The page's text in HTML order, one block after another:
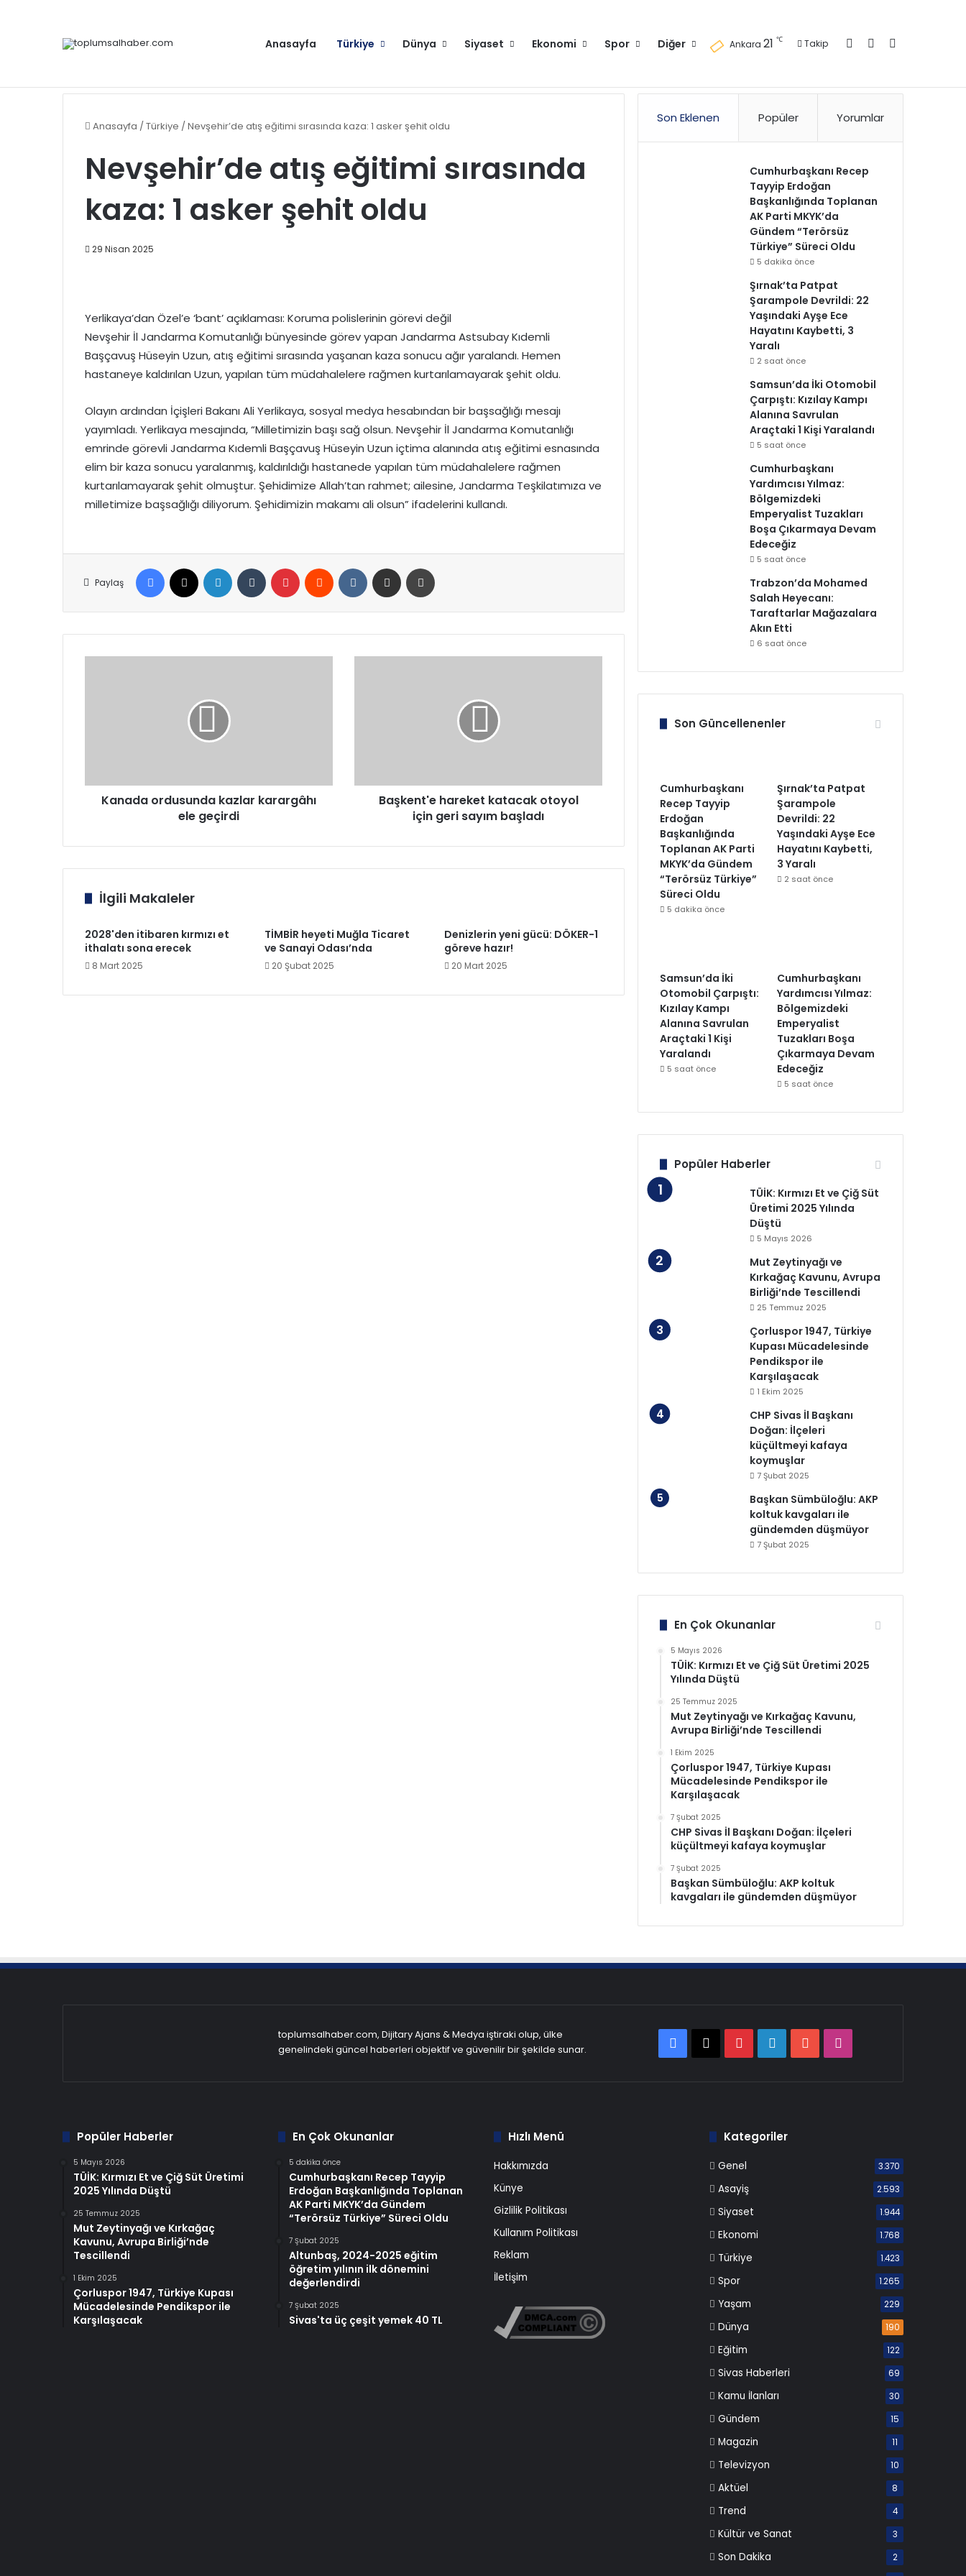
Anasayfa Türkiye Dünya Siyaset Ekonomi Spor Diğer Ankara 21 ℃ Takip Kayıt OlKenar Bölmesi
Anasayfa /Türkiye /Nevşehir’de atış eğitimi sırasında kaza: 1 asker şehit oldu
Nevşehir’de atış eğitimi sırasında
kaza: 1 asker şehit oldu
29 Nisan 2025
Yerlikaya’dan Özel’e ‘bant’ açıklaması: Koruma polislerinin görevi değil
Nevşehir İl Jandarma Komutanlığı bünyesinde görev yapan Jandarma Astsubay Kıdemli
Başçavuş Hüseyin Uzun, atış eğitimi sırasında yaşanan kaza sonucu ağır yaralandı. Hemen
hastaneye kaldırılan Uzun, yapılan tüm müdahalelere rağmen kurtarılamayarak şehit oldu.
Olayın ardından İçişleri Bakanı Ali Yerlikaya, sosyal medya hesabından bir başsağlığı mesajı
yayımladı. Yerlikaya mesajında, “Milletimizin başı sağ olsun. Nevşehir İl Jandarma Komutanlığı
emrinde görevli Jandarma Kıdemli Başçavuş Hüseyin Uzun içtima alanında atış eğitimi esnasında
elim bir kaza sonucu yaralanmış, kaldırıldığı hastanede yapılan tüm müdahalelere rağmen
kurtarılamayarak şehit olmuştur. Şehidimize Allah’tan rahmet; ailesine, Jandarma Teşkilatımıza ve
milletimize başsağlığı diliyorum. Şehidimizin makamı ali olsun” ifadelerini kullandı.
Paylaş
Facebook LinkedIn Tumblr Pinterest Reddit VKontakteE-Posta ile paylaş
Kanada ordusunda kazlar karargâhı
ele geçirdi
Başkent'e hareket katacak otoyol
için geri sayım başladı
İlgili Makaleler
2028'den itibaren kırmızı et
ithalatı sona erecek
8 Mart 2025
TİMBİR heyeti Muğla Ticaret
ve Sanayi Odası’nda
20 Şubat 2025
Denizlerin yeni gücü: DÖKER-1
göreve hazır!
20 Mart 2025
Son Eklenen Popüler Yorumlar
Cumhurbaşkanı Recep
Tayyip Erdoğan
Başkanlığında Toplanan
AK Parti MKYK’da
Gündem “Terörsüz
Türkiye” Süreci Oldu
5 dakika önce
Şırnak’ta Patpat
Şarampole Devrildi: 22
Yaşındaki Ayşe Ece
Hayatını Kaybetti, 3
Yaralı
2 saat önce
Samsun’da İki Otomobil
Çarpıştı: Kızılay Kampı
Alanına Savrulan
Araçtaki 1 Kişi Yaralandı
5 saat önce
Cumhurbaşkanı
Yardımcısı Yılmaz:
Bölgemizdeki
Emperyalist Tuzakları
Boşa Çıkarmaya Devam
Edeceğiz
5 saat önce
Trabzon’da Mohamed
Salah Heyecanı:
Taraftarlar Mağazalara
Akın Etti
6 saat önce
Son Güncellenenler
Cumhurbaşkanı
Recep Tayyip
Erdoğan
Başkanlığında
Toplanan AK Parti
MKYK’da Gündem
“Terörsüz Türkiye”
Süreci Oldu
5 dakika önce
Şırnak’ta Patpat
Şarampole
Devrildi: 22
Yaşındaki Ayşe Ece
Hayatını Kaybetti,
3 Yaralı
2 saat önce
Samsun’da İki
Otomobil Çarpıştı:
Kızılay Kampı
Alanına Savrulan
Araçtaki 1 Kişi
Yaralandı
5 saat önce
Cumhurbaşkanı
Yardımcısı Yılmaz:
Bölgemizdeki
Emperyalist
Tuzakları Boşa
Çıkarmaya Devam
Edeceğiz
5 saat önce
Popüler Haberler
TÜİK: Kırmızı Et ve Çiğ Süt
Üretimi 2025 Yılında
Düştü
5 Mayıs 2026
Mut Zeytinyağı ve
Kırkağaç Kavunu, Avrupa
Birliği’nde Tescillendi
25 Temmuz 2025
Çorluspor 1947, Türkiye
Kupası Mücadelesinde
Pendikspor ile
Karşılaşacak
1 Ekim 2025
CHP Sivas İl Başkanı
Doğan: İlçeleri
küçültmeyi kafaya
koymuşlar
7 Şubat 2025
Başkan Sümbüloğlu: AKP
koltuk kavgaları ile
gündemden düşmüyor
7 Şubat 2025
En Çok Okunanlar
5 Mayıs 2026
TÜİK: Kırmızı Et ve Çiğ Süt Üretimi 2025
Yılında Düştü
25 Temmuz 2025
Mut Zeytinyağı ve Kırkağaç Kavunu,
Avrupa Birliği’nde Tescillendi
1 Ekim 2025
Çorluspor 1947, Türkiye Kupası
Mücadelesinde Pendikspor ile
Karşılaşacak
7 Şubat 2025
CHP Sivas İl Başkanı Doğan: İlçeleri
küçültmeyi kafaya koymuşlar
7 Şubat 2025
Başkan Sümbüloğlu: AKP koltuk
kavgaları ile gündemden düşmüyor
toplumsalhaber.com, Dijitary Ajans & Medya iştiraki olup, ülke
genelindeki güncel haberleri objektif ve güvenilir bir şekilde sunar.
Facebook
X PinterestLinkedInYouTube
Popüler Haberler
5 Mayıs 2026
TÜİK: Kırmızı Et ve Çiğ Süt Üretimi
2025 Yılında Düştü
25 Temmuz 2025
Mut Zeytinyağı ve Kırkağaç
Kavunu, Avrupa Birliği’nde
Tescillendi
1 Ekim 2025
Çorluspor 1947, Türkiye Kupası
Mücadelesinde Pendikspor ile
Karşılaşacak
En Çok Okunanlar
5 dakika önce
Cumhurbaşkanı Recep Tayyip
Erdoğan Başkanlığında Toplanan
AK Parti MKYK’da Gündem
“Terörsüz Türkiye” Süreci Oldu
7 Şubat 2025
Altunbaş, 2024-2025 eğitim
öğretim yılının ilk dönemini
değerlendirdi
7 Şubat 2025
Sivas'ta üç çeşit yemek 40 TL
Hızlı Menü
Hakkımızda
Künye
Gizlilik Politikası
Kullanım Politikası
Reklam
İletişim
Kategoriler
Genel 3.370
Asayiş 2.593
Siyaset 1.944
Ekonomi 1.768
Türkiye 1.423
Spor 1.265
Yaşam 229
Dünya 190
Eğitim 122
Sivas Haberleri 69
Kamu İlanları 30
Gündem 15
Magazin 11
Televizyon 10
Aktüel 8
Trend 4
Kültür ve Sanat 3
Son Dakika 2